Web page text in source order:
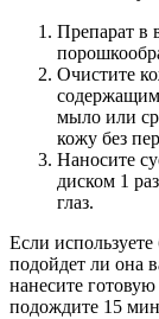
Препарат в
Очистите
содержащим
мыло или
кожу без
Наносите
диском 1
глаз.
Если
подойдет ли она
нанесите
подождите 15